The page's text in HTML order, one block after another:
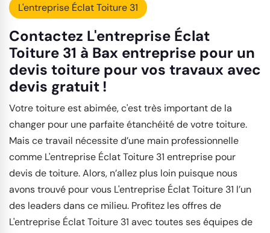
L'entreprise Éclat Toiture 31
Contactez L'entreprise Éclat
Toiture 31 à Bax entreprise pour un
devis toiture pour vos travaux avec
devis gratuit !
Votre toiture est abimée, c'est très important de la
changer pour une parfaite étanchéité de votre toiture.
Mais ce travail nécessite d’une main professionnelle
comme L'entreprise Éclat Toiture 31 entreprise pour
devis de toiture. Alors, n’allez plus loin puisque nous
avons trouvé pour vous L'entreprise Éclat Toiture 31 l’un
des leaders dans ce milieu. Profitez les offres de
L'entreprise Éclat Toiture 31 avec toutes ses équipes de